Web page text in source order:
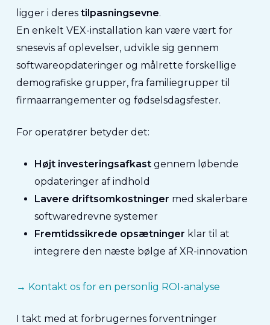
ligger i deres tilpasningsevne.
En enkelt VEX-installation kan være vært for
snesevis af oplevelser, udvikle sig gennem
softwareopdateringer og målrette forskellige
demografiske grupper, fra familiegrupper til
firmaarrangementer og fødselsdagsfester.
For operatører betyder det:
Højt investeringsafkastgennem løbende
opdateringer af indhold
Lavere driftsomkostninger med skalerbare
softwaredrevne systemer
Fremtidssikrede opsætninger klar til at
integrere den næste bølge af XR-innovation
→ Kontakt os for en personlig ROI-analyse
I takt med at forbrugernes forventninger